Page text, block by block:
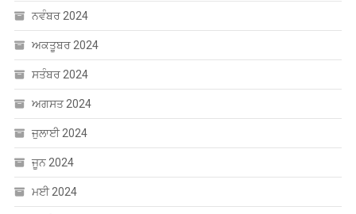
ਨਵੰਬਰ 2024
ਅਕਤੂਬਰ 2024
ਸਤੰਬਰ 2024
ਅਗਸਤ 2024
ਜੁਲਾਈ 2024
ਜੂਨ 2024
ਮਈ 2024